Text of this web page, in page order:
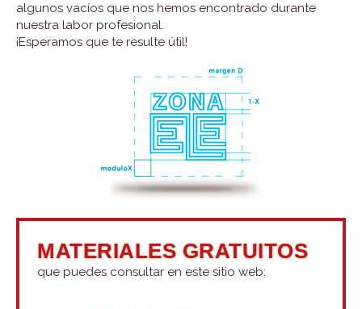
algunos vacíos que nos hemos encontrado durante
nuestra labor profesional.
¡Esperamos que te resulte útil!
MATERIALES GRATUITOS
que puedes consultar en este sitio web: